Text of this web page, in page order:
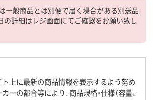
一般商品とは別便で届く場合がある別送品
の詳細はレジ画面にてご確認をお願い致し
ト上に最新の商品情報を表示するよう努め
ーの都合等により、商品規格・仕様（容量、